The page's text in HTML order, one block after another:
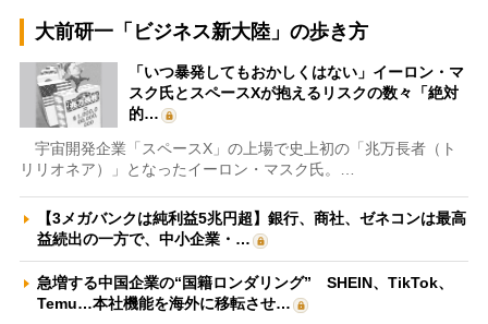
大前研一「ビジネス新大陸」の歩き方
「いつ暴発してもおかしくはない」イーロン・マ
スク氏とスペースXが抱えるリスクの数々「絶対
的…
宇宙開発企業「スペースX」の上場で史上初の「兆万長者（ト
リリオネア）」となったイーロン・マスク氏。…
【3メガバンクは純利益5兆円超】銀行、商社、ゼネコンは最高
益続出の一方で、中小企業・…
急増する中国企業の“国籍ロンダリング” SHEIN、TikTok、
Temu…本社機能を海外に移転させ…